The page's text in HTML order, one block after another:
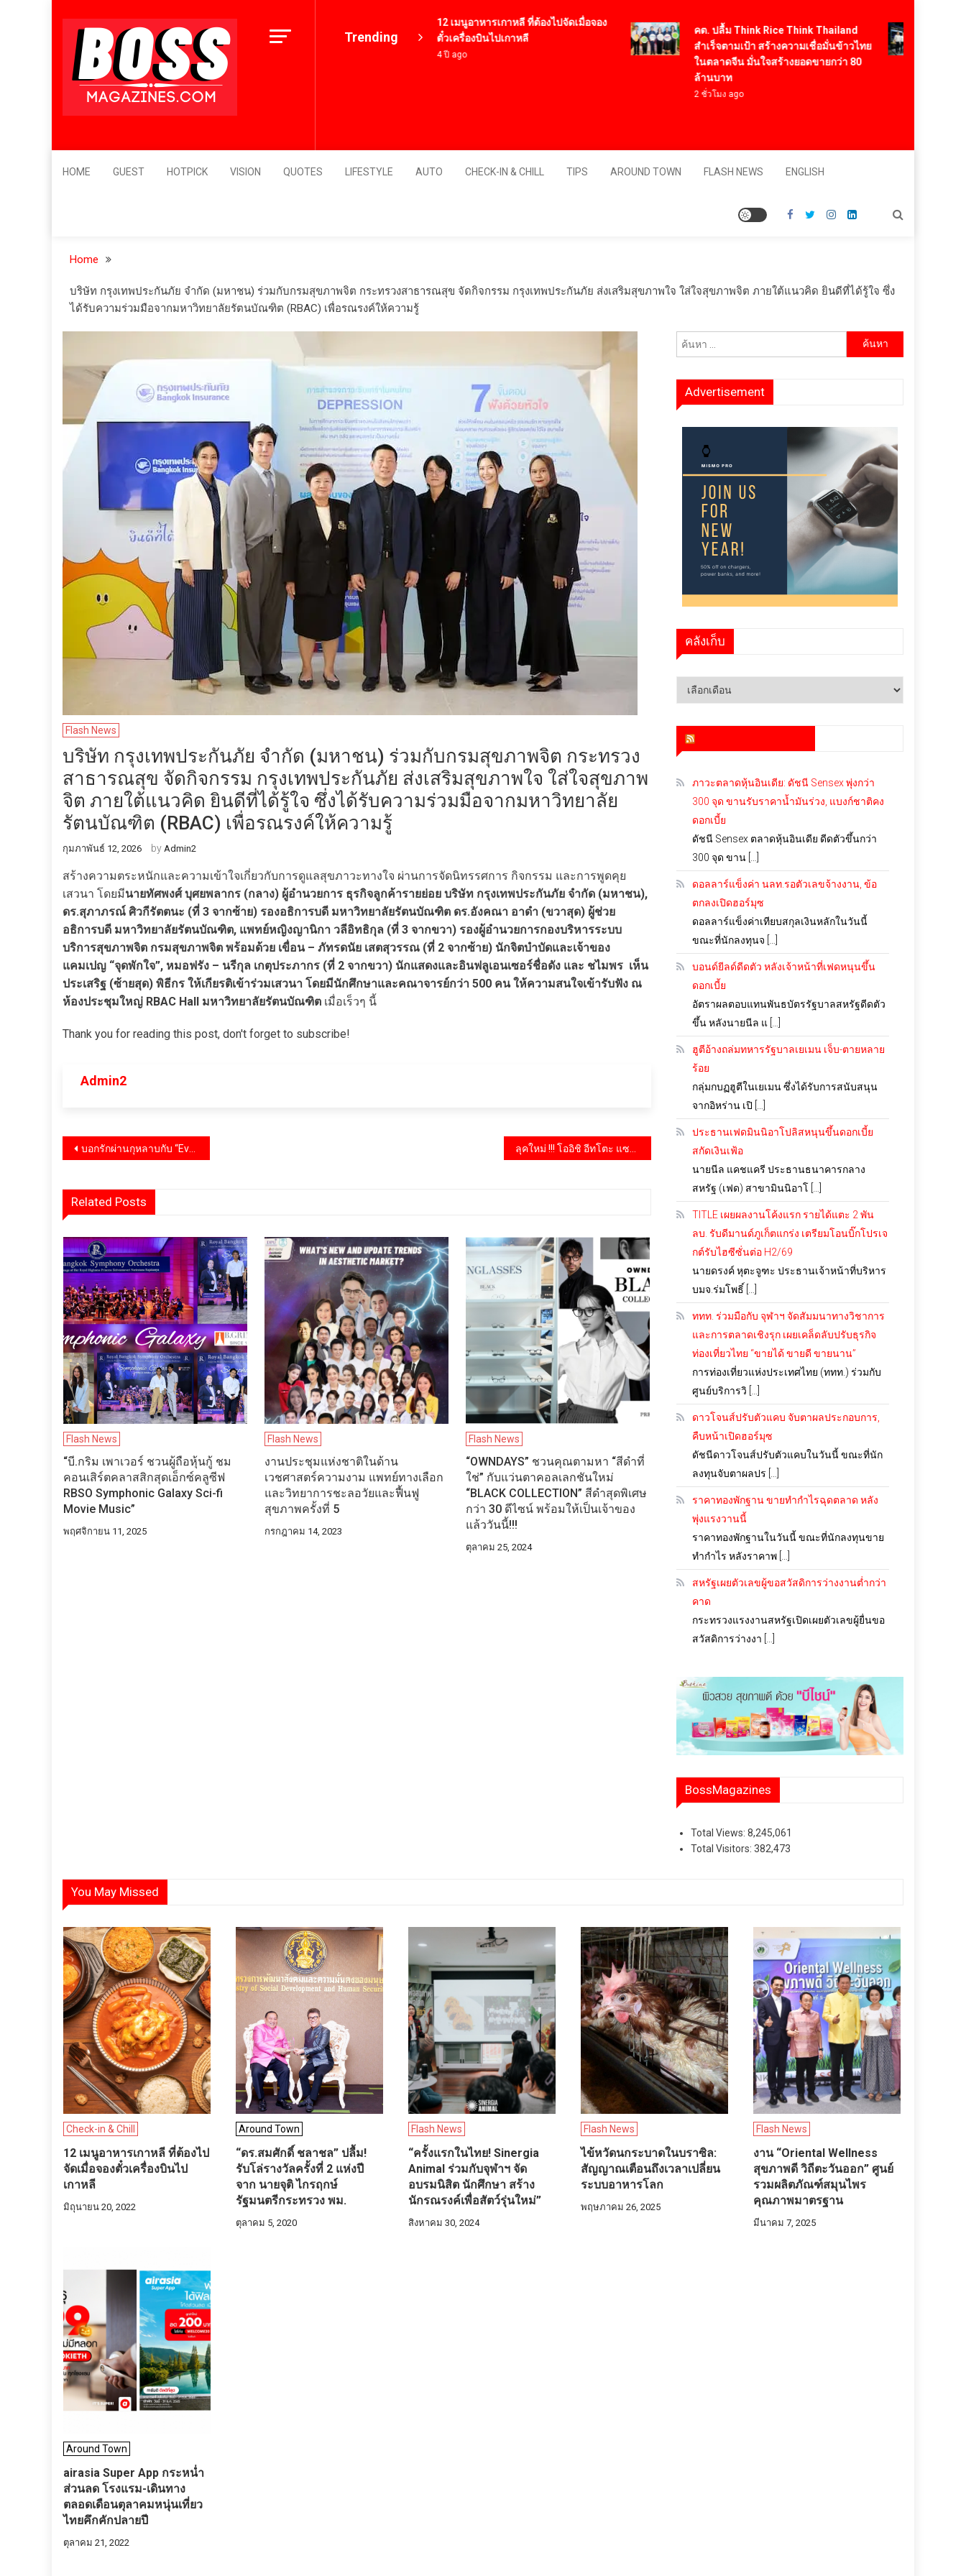
content
BossMagazinesThailand
Leader's Vision
Trending
12 เมนูอาหารเกาหลี ที่ต้องไปจัดเมื่อจอง
ตั๋วเครื่องบินไปเกาหลี
4 ปี ago
คต. ปลื้ม Think Rice Think Thailand
สำเร็จตามเป้า สร้างความเชื่อมั่นข้าวไทย
ในตลาดจีน มั่นใจสร้างยอดขายกว่า 80
ล้านบาท
2 ชั่วโมง ago
HOME GUEST HOTPICK VISION QUOTES LIFESTYLE AUTO CHECK-IN & CHILL TIPS AROUND TOWN FLASH NEWS ENGLISH
Home
บริษัท กรุงเทพประกันภัย จำกัด (มหาชน) ร่วมกับกรมสุขภาพจิต กระทรวงสาธารณสุข จัดกิจกรรม กรุงเทพประกันภัย ส่งเสริมสุขภาพใจ ใส่ใจสุขภาพจิต ภายใต้แนวคิด ยินดีที่ได้รู้ใจ ซึ่ง
ได้รับความร่วมมือจากมหาวิทยาลัยรัตนบัณฑิต (RBAC) เพื่อรณรงค์ให้ความรู้
Flash News
บริษัท กรุงเทพประกันภัย จำกัด (มหาชน) ร่วมกับกรมสุขภาพจิต กระทรวง
สาธารณสุข จัดกิจกรรม กรุงเทพประกันภัย ส่งเสริมสุขภาพใจ ใส่ใจสุขภาพ
จิต ภายใต้แนวคิด ยินดีที่ได้รู้ใจ ซึ่งได้รับความร่วมมือจากมหาวิทยาลัย
รัตนบัณฑิต (RBAC) เพื่อรณรงค์ให้ความรู้
กุมภาพันธ์ 12, 2026 by Admin2
สร้างความตระหนักและความเข้าใจเกี่ยวกับการดูแลสุขภาวะทางใจ ผ่านการจัดนิทรรศการ กิจกรรม และการพูดคุย
เสวนา โดยมีนายทัศพงศ์ บุศยพลากร (กลาง) ผู้อำนวยการ ธุรกิจลูกค้ารายย่อย บริษัท กรุงเทพประกันภัย จำกัด (มหาชน),
ดร.สุภาภรณ์ ศิวกีรัตตนะ (ที่ 3 จากซ้าย) รองอธิการบดี มหาวิทยาลัยรัตนบัณฑิต ดร.อังคณา อาดำ (ขวาสุด) ผู้ช่วย
อธิการบดี มหาวิทยาลัยรัตนบัณฑิต, แพทย์หญิงญานิกา วลีอิทธิกุล (ที่ 3 จากขวา) รองผู้อำนวยการกองบริหารระบบ
บริการสุขภาพจิต กรมสุขภาพจิต พร้อมด้วย เขื่อน – ภัทรดนัย เสตสุวรรณ (ที่ 2 จากซ้าย) นักจิตบำบัดและเจ้าของ
แคมเปญ “จุดพักใจ”, หมอฟรัง – นรีกุล เกตุประภากร (ที่ 2 จากขวา) นักแสดงและอินฟลูเอนเซอร์ชื่อดัง และ ชไมพร เห็น
ประเสริฐ (ซ้ายสุด) พิธีกร ให้เกียรติเข้าร่วมเสวนา โดยมีนักศึกษาและคณาจารย์กว่า 500 คน ให้ความสนใจเข้ารับฟัง ณ
ห้องประชุมใหญ่ RBAC Hall มหาวิทยาลัยรัตนบัณฑิต เมื่อเร็วๆ นี้
Thank you for reading this post, don't forget to subscribe!
Admin2
แนะแนว
บอกรักผ่านกุหลาบกับ “Evening Glow” กลิ่นหอมของกุหลาบยามเย็นจาก TAMBURINS
Related Posts
Flash News
“บี.กริม เพาเวอร์ ชวนผู้ถือหุ้นกู้ ชม
คอนเสิร์ตคลาสสิกสุดเอ็กซ์คลูซีฟ
RBSO Symphonic Galaxy Sci-fi
Movie Music”
พฤศจิกายน 11, 2025
Flash News
งานประชุมแห่งชาติในด้าน
เวชศาสตร์ความงาม แพทย์ทางเลือก
และวิทยาการชะลอวัยและฟื้นฟู
สุขภาพครั้งที่ 5
กรกฎาคม 14, 2023
Flash News
“OWNDAYS” ชวนคุณตามหา “สีดำที่
ใช่” กับแว่นตาคอลเลกชันใหม่
“BLACK COLLECTION” สีดำสุดพิเศษ
กว่า 30 ดีไซน์ พร้อมให้เป็นเจ้าของ
แล้ววันนี้!!!
ตุลาคม 25, 2024
ค้นหา
Advertisement
คลังเก็บ
คลัง
ภาวะตลาดหุ้นอินเดีย: ดัชนี Sensex พุ่งกว่า
300 จุด ขานรับราคาน้ำมันร่วง, แบงก์ชาติคง
ดอกเบี้ย
ดัชนี Sensex ตลาดหุ้นอินเดีย ดีดตัวขึ้นกว่า
300 จุด ขาน […]
ดอลลาร์แข็งค่า นลท.รอตัวเลขจ้างงาน, ข้อ
ตกลงเปิดฮอร์มุซ
ดอลลาร์แข็งค่าเทียบสกุลเงินหลักในวันนี้
ขณะที่นักลงทุนจ […]
บอนด์ยีลด์ดีดตัว หลังเจ้าหน้าที่เฟดหนุนขึ้น
ดอกเบี้ย
อัตราผลตอบแทนพันธบัตรรัฐบาลสหรัฐดีดตัว
ขึ้น หลังนายนีล แ […]
ฮูตีอ้างถล่มทหารรัฐบาลเยเมน เจ็บ-ตายหลาย
ร้อย
กลุ่มกบฏฮูตีในเยเมน ซึ่งได้รับการสนับสนุน
จากอิหร่าน เปิ […]
ประธานเฟดมินนิอาโปลิสหนุนขึ้นดอกเบี้ย
สกัดเงินเฟ้อ
นายนีล แคชแครี ประธานธนาคารกลาง
สหรัฐ (เฟด) สาขามินนิอาโ […]
TITLE เผยผลงานโค้งแรก รายได้แตะ 2 พัน
ลบ. รับดีมานด์ภูเก็ตแกร่ง เตรียมโอนบิ๊กโปรเจ
กต์รับไฮซีซั่นต่อ H2/69
นายดรงค์ หุตะจูฑะ ประธานเจ้าหน้าที่บริหาร
บมจ.ร่มโพธิ์ […]
ททท. ร่วมมือกับ จุฬาฯ จัดสัมมนาทางวิชาการ
และการตลาดเชิงรุก เผยเคล็ดลับปรับธุรกิจ
ท่องเที่ยวไทย “ขายได้ ขายดี ขายนาน”
การท่องเที่ยวแห่งประเทศไทย (ททท.) ร่วมกับ
ศูนย์บริการวิ […]
ดาวโจนส์ปรับตัวแคบ จับตาผลประกอบการ,
คืบหน้าเปิดฮอร์มุซ
ดัชนีดาวโจนส์ปรับตัวแคบในวันนี้ ขณะที่นัก
ลงทุนจับตาผลปร […]
ราคาทองพักฐาน ขายทำกำไรฉุดตลาด หลัง
พุ่งแรงวานนี้
ราคาทองพักฐานในวันนี้ ขณะที่นักลงทุนขาย
ทำกำไร หลังราคาพ […]
สหรัฐเผยตัวเลขผู้ขอสวัสดิการว่างงานต่ำกว่า
คาด
กระทรวงแรงงานสหรัฐเปิดเผยตัวเลขผู้ยื่นขอ
สวัสดิการว่างงา […]
BossMagazines
Total Views:8,245,061
Total Visitors:382,473
You May Missed
Check-in & Chill
12 เมนูอาหารเกาหลี ที่ต้องไป
จัดเมื่อจองตั๋วเครื่องบินไป
เกาหลี
มิถุนายน 20, 2022
Around Town
“ดร.สมศักดิ์ ชลาชล” ปลื้ม!
รับโล่รางวัลครั้งที่ 2 แห่งปี
จาก นายจุติ ไกรฤกษ์
รัฐมนตรีกระทรวง พม.
ตุลาคม 5, 2020
Flash News
“ครั้งแรกในไทย! Sinergia
Animal ร่วมกับจุฬาฯ จัด
อบรมนิสิต นักศึกษา สร้าง
นักรณรงค์เพื่อสัตว์รุ่นใหม่”
สิงหาคม 30, 2024
Flash News
ไข้หวัดนกระบาดในบราซิล:
สัญญาณเตือนถึงเวลาเปลี่ยน
ระบบอาหารโลก
พฤษภาคม 26, 2025
Flash News
งาน “Oriental Wellness
สุขภาพดี วิถีตะวันออก” ศูนย์
รวมผลิตภัณฑ์สมุนไพร
คุณภาพมาตรฐาน
มีนาคม 7, 2025
Around Town
airasia Super App กระหน่ำ
ส่วนลด โรงแรม-เดินทาง
ตลอดเดือนตุลาคมหนุ่นเที่ยว
ไทยคึกคักปลายปี
ตุลาคม 21, 2022